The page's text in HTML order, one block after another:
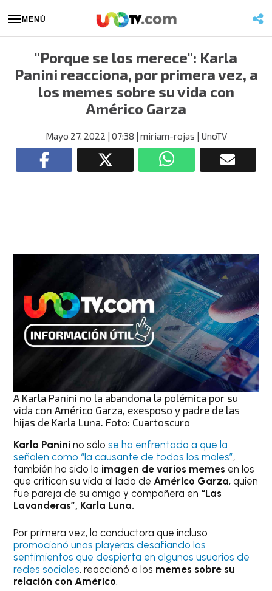
MENÚ
"Porque se los merece": Karla
Panini reacciona, por primera vez, a
los memes sobre su vida con
Américo Garza
Mayo 27, 2022 | 07:38 | miriam-rojas | UnoTV
A Karla Panini no la abandona la polémica por su
vida con Américo Garza, exesposo y padre de las
hijas de Karla Luna. Foto: Cuartoscuro
Karla Paninino sólose ha enfrentado a que la
señalen como “la causante de todos los males”,
también ha sido la imagen de varios memes en los
que critican su vida al lado de Américo Garza, quien
fue pareja de su amiga y compañera en “Las
Lavanderas”, Karla Luna.
Por primera vez, la conductora que incluso
promocionó unas playeras desafiando los
sentimientos que despierta en algunos usuarios de
redes sociales, reaccionó a los memes sobre su
relación con Américo.